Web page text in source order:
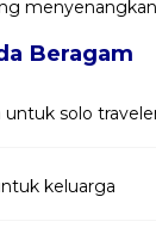
Beragam
untuk solo
keluarga